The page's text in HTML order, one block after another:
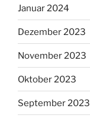
Januar 2024
Dezember 2023
November 2023
Oktober 2023
September 2023